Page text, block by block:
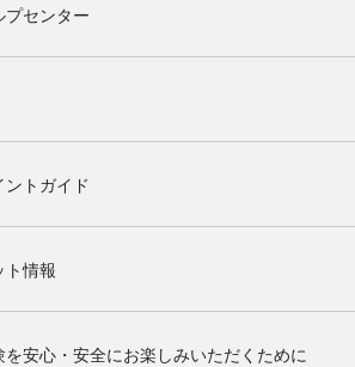
プセンター
トガイド
ト情報
安心・安全にお楽しみいただくために